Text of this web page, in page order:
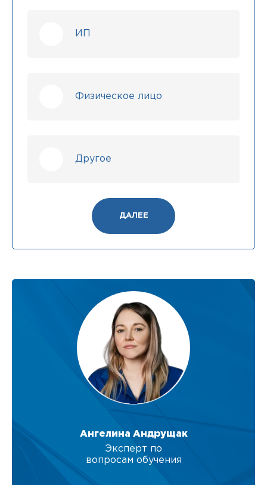
ИП
Физическое лицо
Другое
ДАЛЕЕ
Ангелина Андрущак
Эксперт по
вопросам обучения